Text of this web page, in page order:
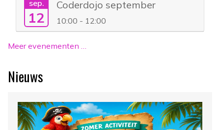
sep.
12
Coderdojo september
10:00 - 12:00
Meer evenementen …
Nieuws